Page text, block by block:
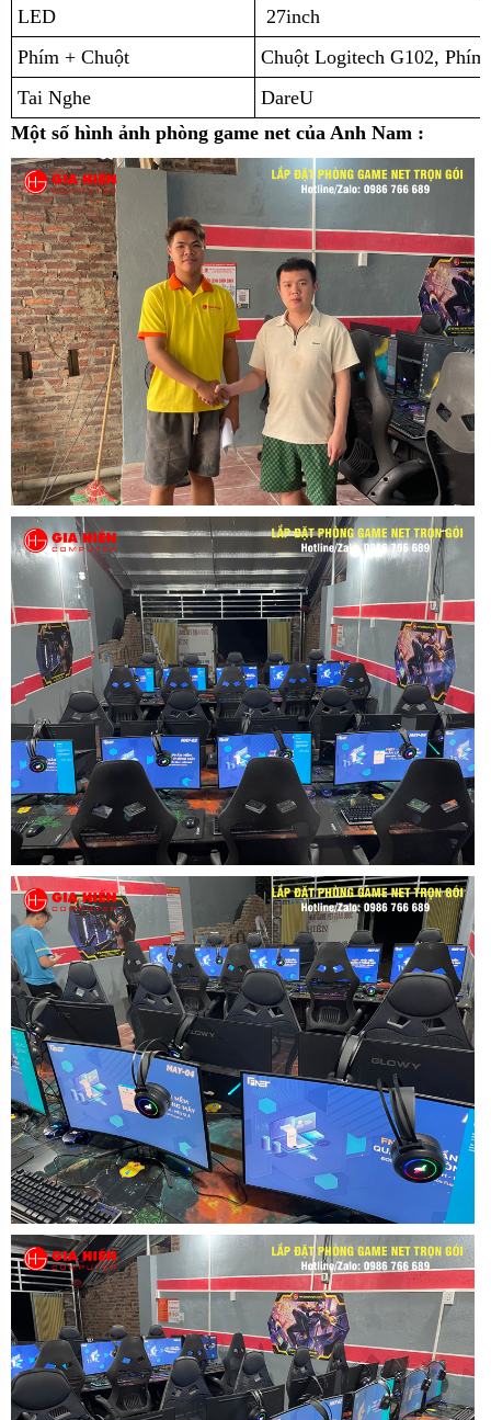
LED
27inch
Phím + Chuột
Chuột Logitech G102, Phím
Tai Nghe
DareU
Một số hình ảnh phòng game net của Anh Nam :